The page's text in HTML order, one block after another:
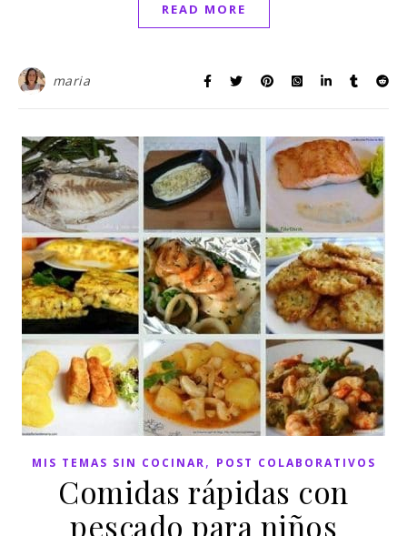
READ MORE
maria
MIS TEMAS SIN COCINAR, POST COLABORATIVOS
Comidas rápidas con
pescado para niños